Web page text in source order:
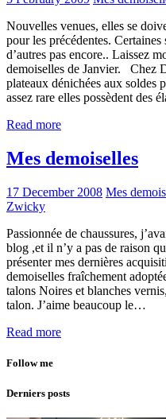
Nouvelles venues, elles se
pour les précédentes.
d’autres pas encore.. Laissez
demoiselles de Janvier. Chez
plateaux dénichées aux soldes
assez rare elles possèdent des
Read more
Mes demoiselles
17 December 2008 Mes
Zwicky
Passionnée de chaussures,
blog ,et il n’y a pas de raison
présenter mes dernières
demoiselles fraîchement
talons Noires et blanches
talon. J’aime beaucoup le…
Read more
Follow me
Derniers posts